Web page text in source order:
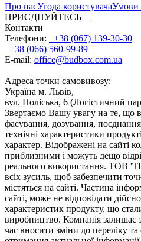
Про насУгода користувачаУмови
ПРИЄДНУЙТЕСЬ
Контакти
Телефони:
+38 (067) 139-30-30
+38 (066) 560-99-89
E-mail: office@budbox.com.ua
Адреса точки самовивозу:
Україна м. Львів,
вул. Поліська, 6 (Логістичний
Звертаємо Вашу увагу на те, що
фасування, дозування,
технічні характеристики
характер. Відображені на сайті
приблизними і можуть дещо
реального використання. ТОВ
всіх зусиль, щоб забезпечити
містяться на сайті. Частина
сайті, може не відповідати
характеристик продукту, що
виробництво. Компанія залишає
час вносити зміни до переліку